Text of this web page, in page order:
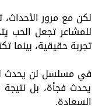
لكن مع مرور
للمشاعر تجعل الحب
تجربة حقيقية،
في مسلسل لن يحدث
يحدث فجأة، بل
السعادة.